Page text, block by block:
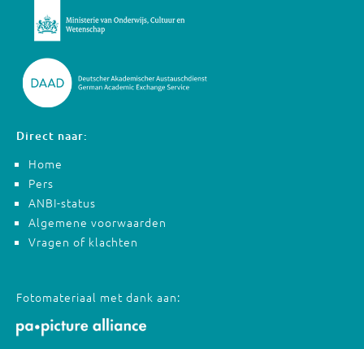
Direct naar:
Home
Pers
ANBI-status
Algemene voorwaarden
Vragen of klachten
Fotomateriaal met dank aan: